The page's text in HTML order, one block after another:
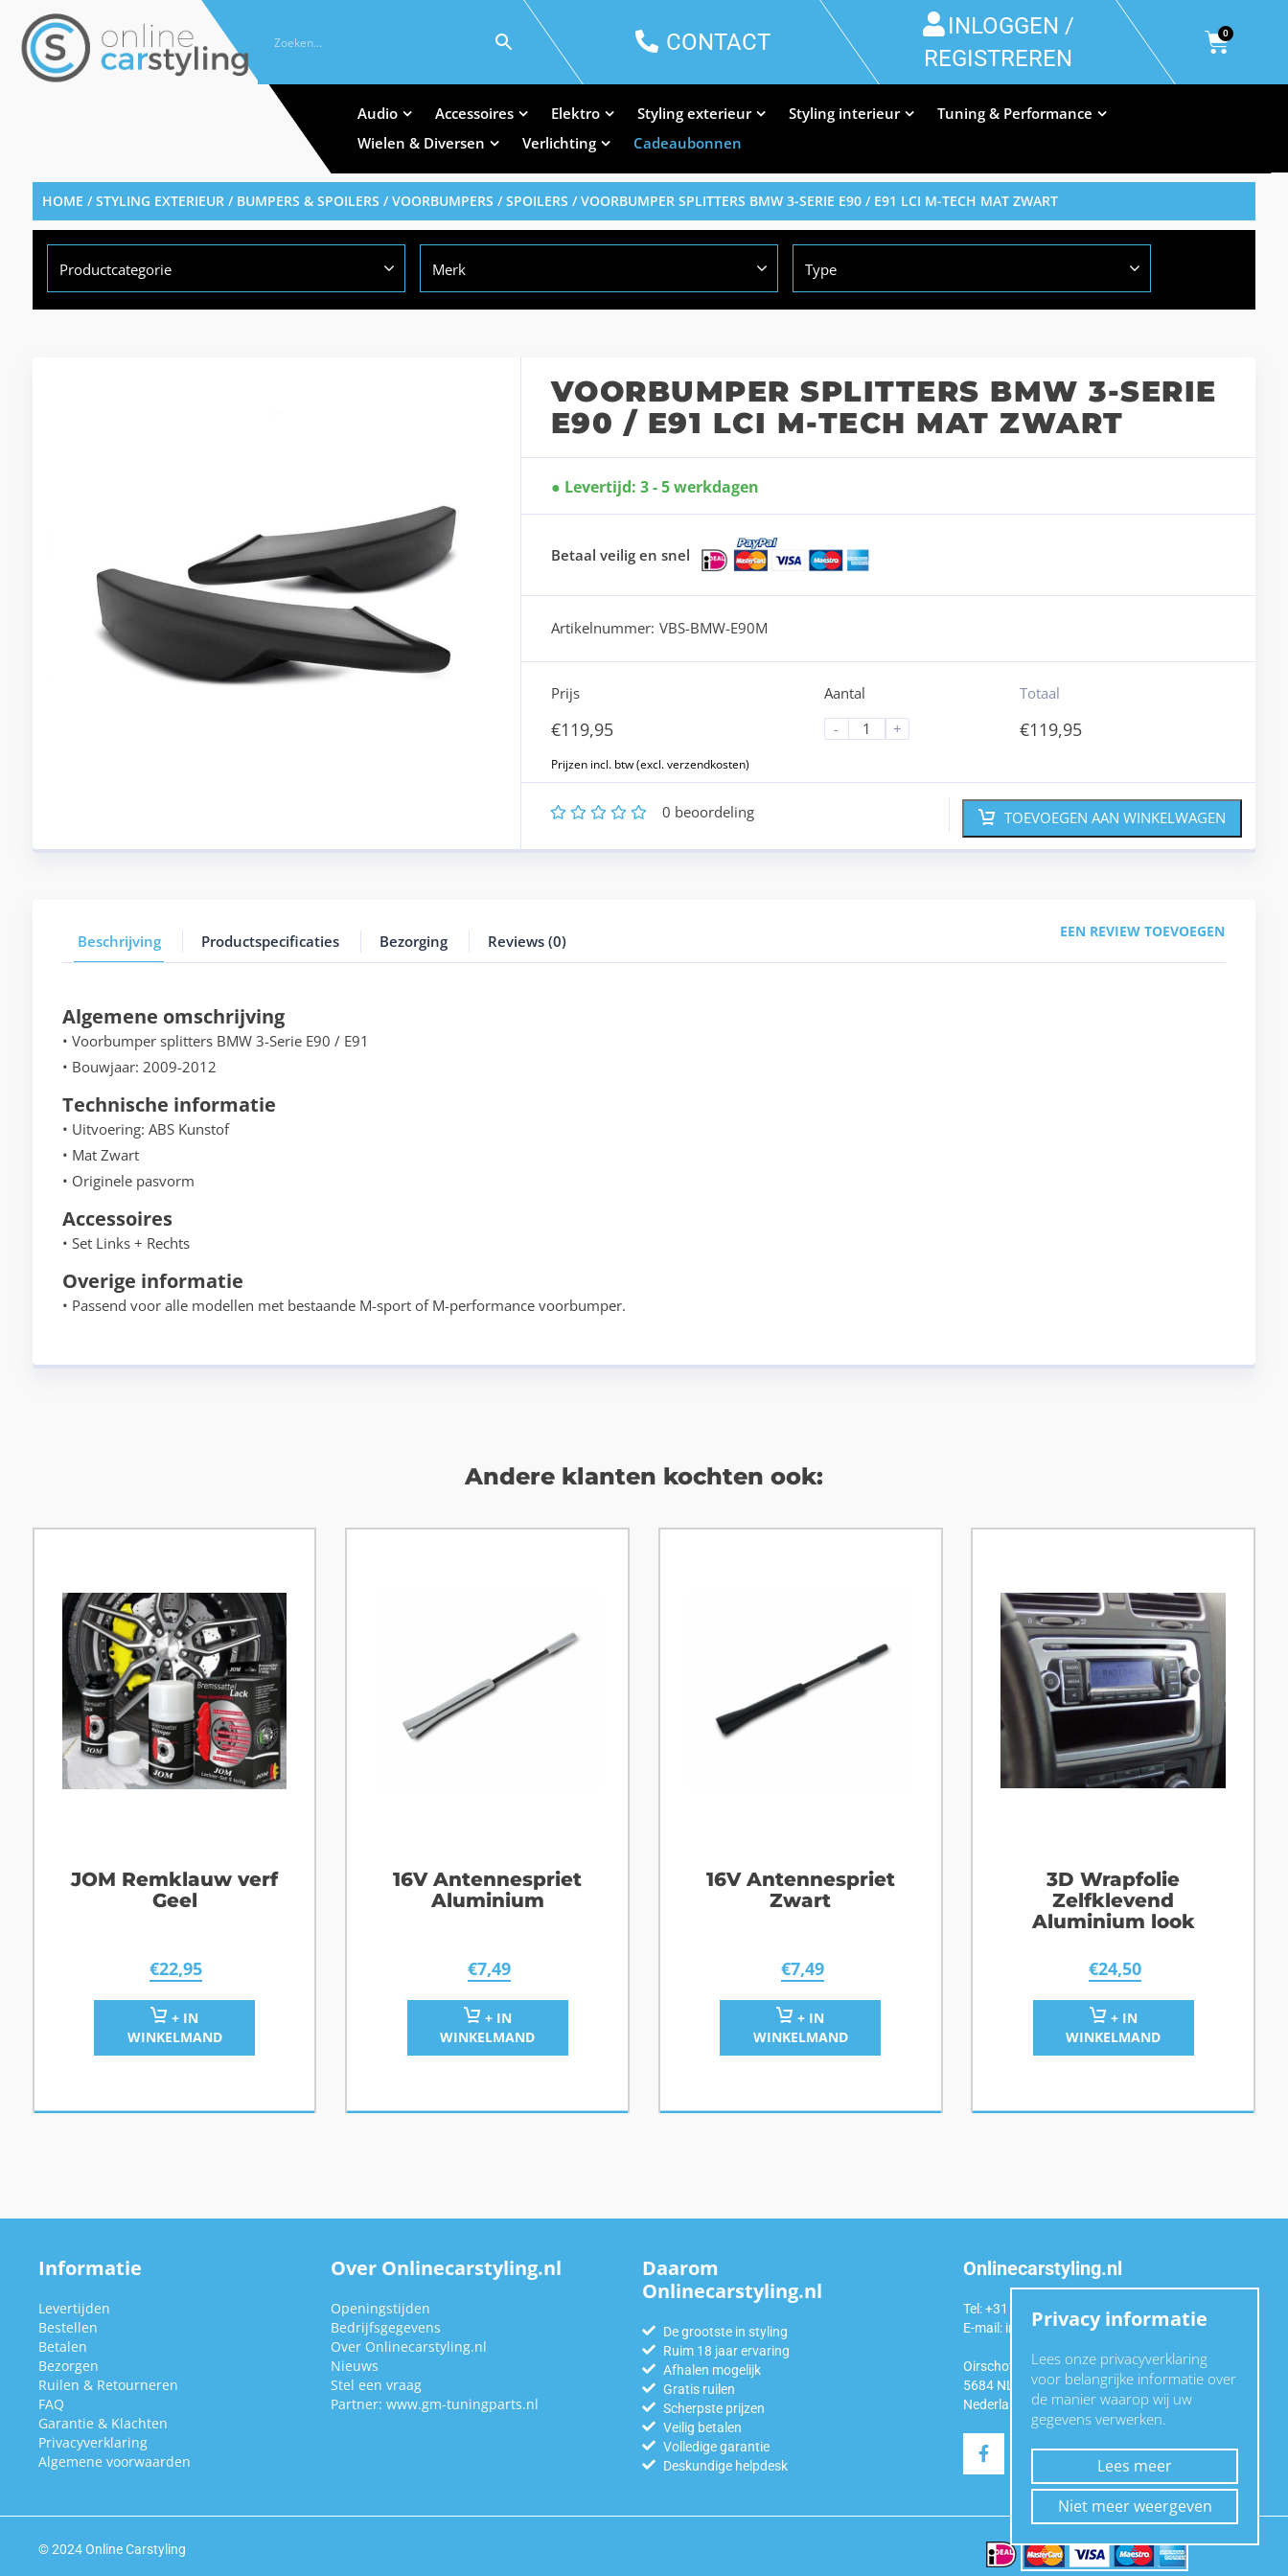
CONTACT
INLOGGEN /
REGISTREREN
0
Audio Accessoires Elektro Styling exterieur Styling interieur
Tuning & Performance
Wielen & Diversen
Verlichting Cadeaubonnen
HOME /STYLING EXTERIEUR/ BUMPERS & SPOILERS /VOORBUMPERS / SPOILERS / VOORBUMPER SPLITTERS BMW 3-SERIE E90 / E91 LCI M-TECH MAT ZWART
Productcategorie Merk Type
VOORBUMPER SPLITTERS BMW 3-SERIE
E90 / E91 LCI M-TECH MAT ZWART
Levertijd: 3 - 5 werkdagen
Betaal veilig en snel
Artikelnummer: VBS-BMW-E90M
Prijs
€119,95
Aantal
-
+
Totaal
€119,95
5
4
3
2 0 beoordeling TOEVOEGEN AAN WINKELWAGEN
Beschrijving Productspecificaties Bezorging Reviews (0)
EEN REVIEW TOEVOEGEN
Algemene omschrijving
• Voorbumper splitters BMW 3-Serie E90 / E91
• Bouwjaar: 2009-2012
Technische informatie
• Uitvoering: ABS Kunstof
• Mat Zwart
• Originele pasvorm
Accessoires
• Set Links + Rechts
Overige informatie
• Passend voor alle modellen met bestaande M-sport of M-performance voorbumper.
Andere klanten kochten ook:
JOM Remklauw verf
Geel
€22,95
+ IN
WINKELMAND
16V Antennespriet
Aluminium
€7,49
+ IN
WINKELMAND
16V Antennespriet
Zwart
€7,49
+ IN
WINKELMAND
3D Wrapfolie
Zelfklevend
Aluminium look
€24,50
+ IN
WINKELMAND
Informatie
Levertijden
Bestellen
Betalen
Bezorgen
Ruilen & Retourneren
FAQ
Garantie & Klachten
Privacyverklaring
Algemene voorwaarden
Over Onlinecarstyling.nl
Openingstijden
Bedrijfsgegevens
Over Onlinecarstyling.nl
Nieuws
Stel een vraag
Partner: www.gm-tuningparts.nl
Daarom
Onlinecarstyling.nl
De grootste in styling
Ruim 18 jaar ervaring
Afhalen mogelijk
Gratis ruilen
Scherpste prijzen
Veilig betalen
Volledige garantie
Deskundige helpdesk
Onlinecarstyling.nl
Tel: +31 (0)6 54 98 49 99
E-mail: info@onlinecarstyling.nl
Oirschotseweg 92a
5684 NL Best
Nederland
© 2024 Online Carstyling
Privacy informatie
Lees onze privacyverklaring
voor belangrijke informatie over
de manier waarop wij uw
gegevens verwerken.
Lees meer
Niet meer weergeven